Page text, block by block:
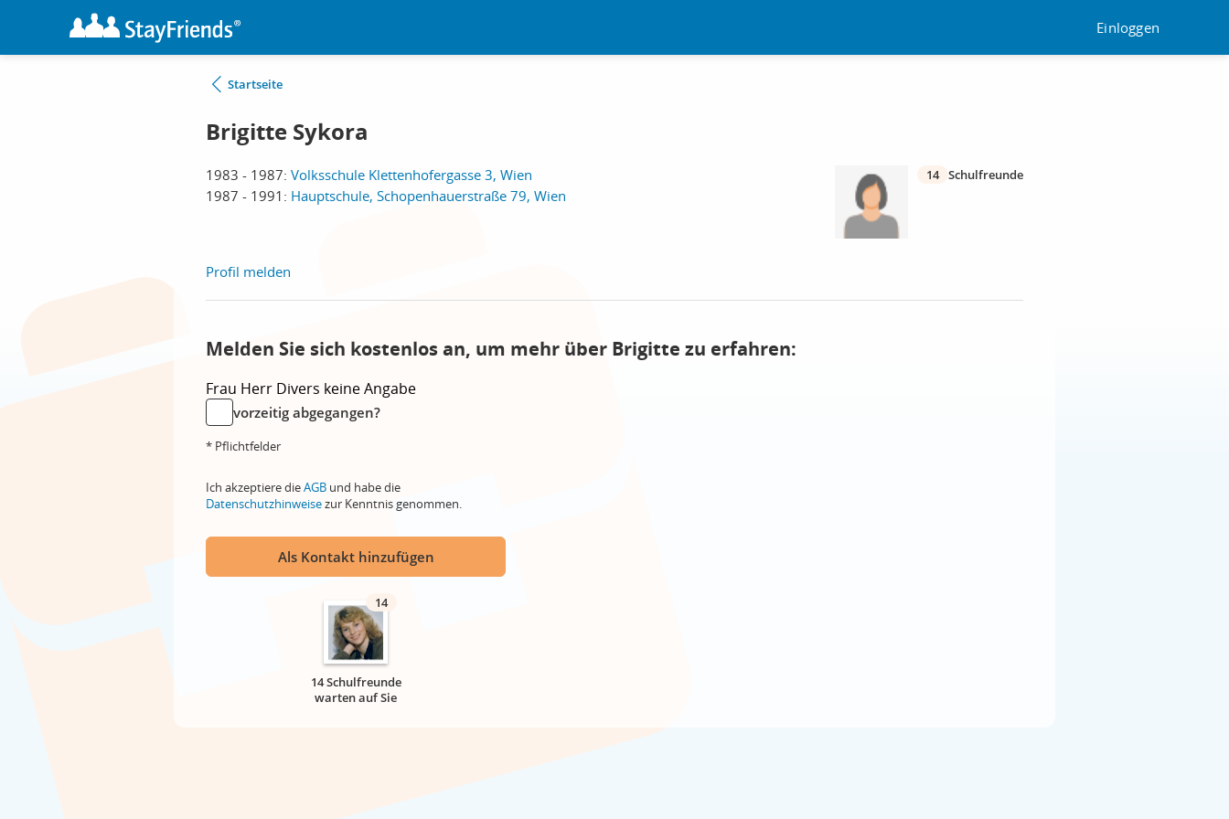
Einloggen
Startseite
Brigitte Sykora
1983 - 1987: Volksschule Klettenhofergasse 3, Wien
1987 - 1991: Hauptschule, Schopenhauerstraße 79, Wien
14 Schulfreunde
Profil melden
Melden Sie sich kostenlos an, um mehr über Brigitte zu erfahren:
Frau Herr Divers keine Angabe
vorzeitig abgegangen?
* Pflichtfelder
Ich akzeptiere dieAGB und habe die
Datenschutzhinweisezur Kenntnis genommen.
Als Kontakt hinzufügen
14
14 Schulfreunde
warten auf Sie